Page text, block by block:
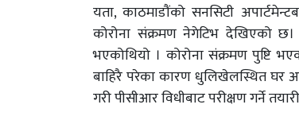
यता, काठमाडौंको सनसिटी
कोरोना संक्रमण नेगेटिभ देखिएको छ।
भएकोथियो । कोरोना संक्रमण पुष्टि
बाहिरै परेका कारण धुलिखेलस्थित घर
गरी पीसीआर विधीबाट परीक्षण गर्ने